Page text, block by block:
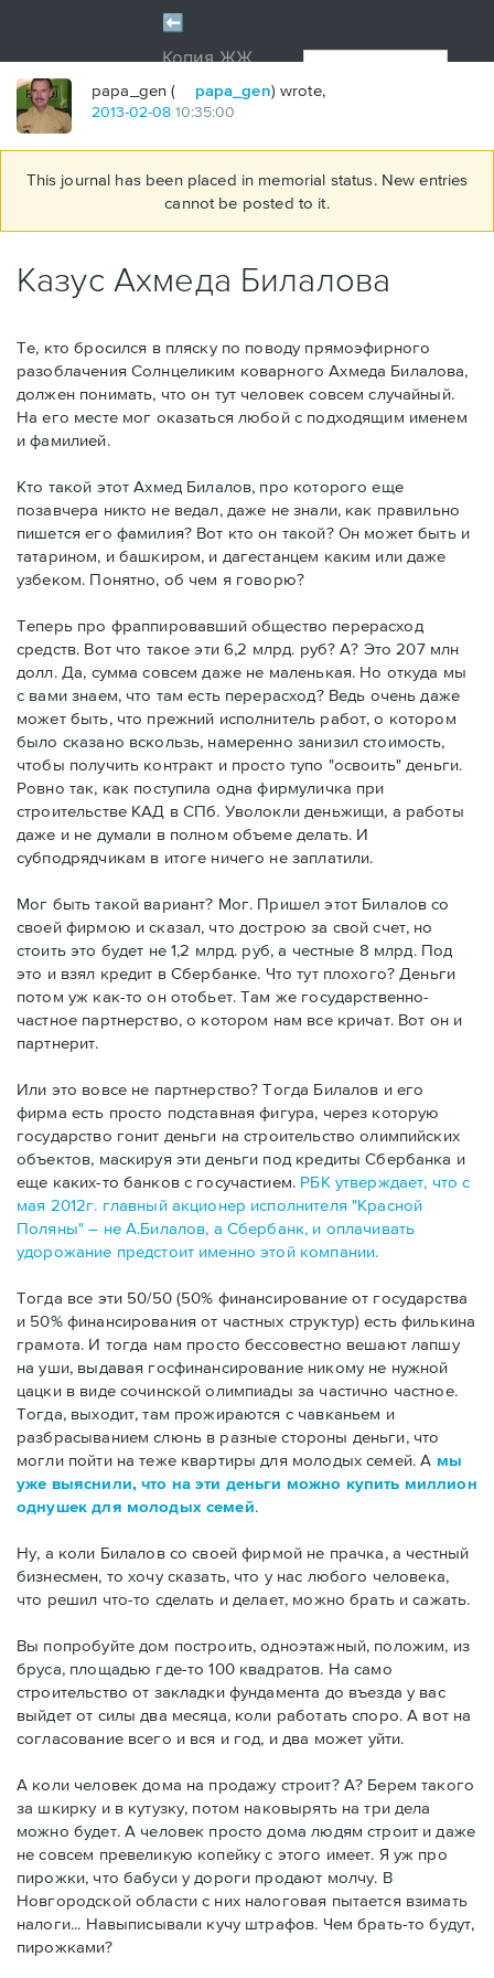
papa_gen ( papa_gen) wrote,
2013-02-08 10:35:00
This journal has been placed in memorial status. New entries
cannot be posted to it.
Казус Ахмеда Билалова
Те, кто бросился в пляску по поводу прямоэфирного
разоблачения Солнцеликим коварного Ахмеда Билалова,
должен понимать, что он тут человек совсем случайный.
На его месте мог оказаться любой с подходящим именем
и фамилией.
Кто такой этот Ахмед Билалов, про которого еще
позавчера никто не ведал, даже не знали, как правильно
пишется его фамилия? Вот кто он такой? Он может быть и
татарином, и башкиром, и дагестанцем каким или даже
узбеком. Понятно, об чем я говорю?
Теперь про фраппировавший общество перерасход
средств. Вот что такое эти 6,2 млрд. руб? А? Это 207 млн
долл. Да, сумма совсем даже не маленькая. Но откуда мы
с вами знаем, что там есть перерасход? Ведь очень даже
может быть, что прежний исполнитель работ, о котором
было сказано вскользь, намеренно занизил стоимость,
чтобы получить контракт и просто тупо "освоить" деньги.
Ровно так, как поступила одна фирмуличка при
строительстве КАД в СПб. Уволокли деньжищи, а работы
даже и не думали в полном объеме делать. И
субподрядчикам в итоге ничего не заплатили.
Мог быть такой вариант? Мог. Пришел этот Билалов со
своей фирмою и сказал, что дострою за свой счет, но
стоить это будет не 1,2 млрд. руб, а честные 8 млрд. Под
это и взял кредит в Сбербанке. Что тут плохого? Деньги
потом уж как-то он отобьет. Там же государственно-
частное партнерство, о котором нам все кричат. Вот он и
партнерит.
Или это вовсе не партнерство? Тогда Билалов и его
фирма есть просто подставная фигура, через которую
государство гонит деньги на строительство олимпийских
объектов, маскируя эти деньги под кредиты Сбербанка и
еще каких-то банков с госучастием. РБК утверждает, что с
мая 2012г. главный акционер исполнителя "Красной
Поляны" – не А.Билалов, а Сбербанк, и оплачивать
удорожание предстоит именно этой компании.
Тогда все эти 50/50 (50% финансирование от государства
и 50% финансирования от частных структур) есть филькина
грамота. И тогда нам просто бессовестно вешают лапшу
на уши, выдавая госфинансирование никому не нужной
цацки в виде сочинской олимпиады за частично частное.
Тогда, выходит, там прожираются с чавканьем и
разбрасыванием слюнь в разные стороны деньги, что
могли пойти на теже квартиры для молодых семей. А мы
уже выяснили, что на эти деньги можно купить миллион
однушек для молодых семей.
Ну, а коли Билалов со своей фирмой не прачка, а честный
бизнесмен, то хочу сказать, что у нас любого человека,
что решил что-то сделать и делает, можно брать и сажать.
Вы попробуйте дом построить, одноэтажный, положим, из
бруса, площадью где-то 100 квадратов. На само
строительство от закладки фундамента до въезда у вас
выйдет от силы два месяца, коли работать споро. А вот на
согласование всего и вся и год, и два может уйти.
А коли человек дома на продажу строит? А? Берем такого
за шкирку и в кутузку, потом наковырять на три дела
можно будет. А человек просто дома людям строит и даже
не совсем превеликую копейку с этого имеет. Я уж про
пирожки, что бабуси у дороги продают молчу. В
Новгородской области с них налоговая пытается взимать
налоги... Навыписывали кучу штрафов. Чем брать-то будут,
пирожками?